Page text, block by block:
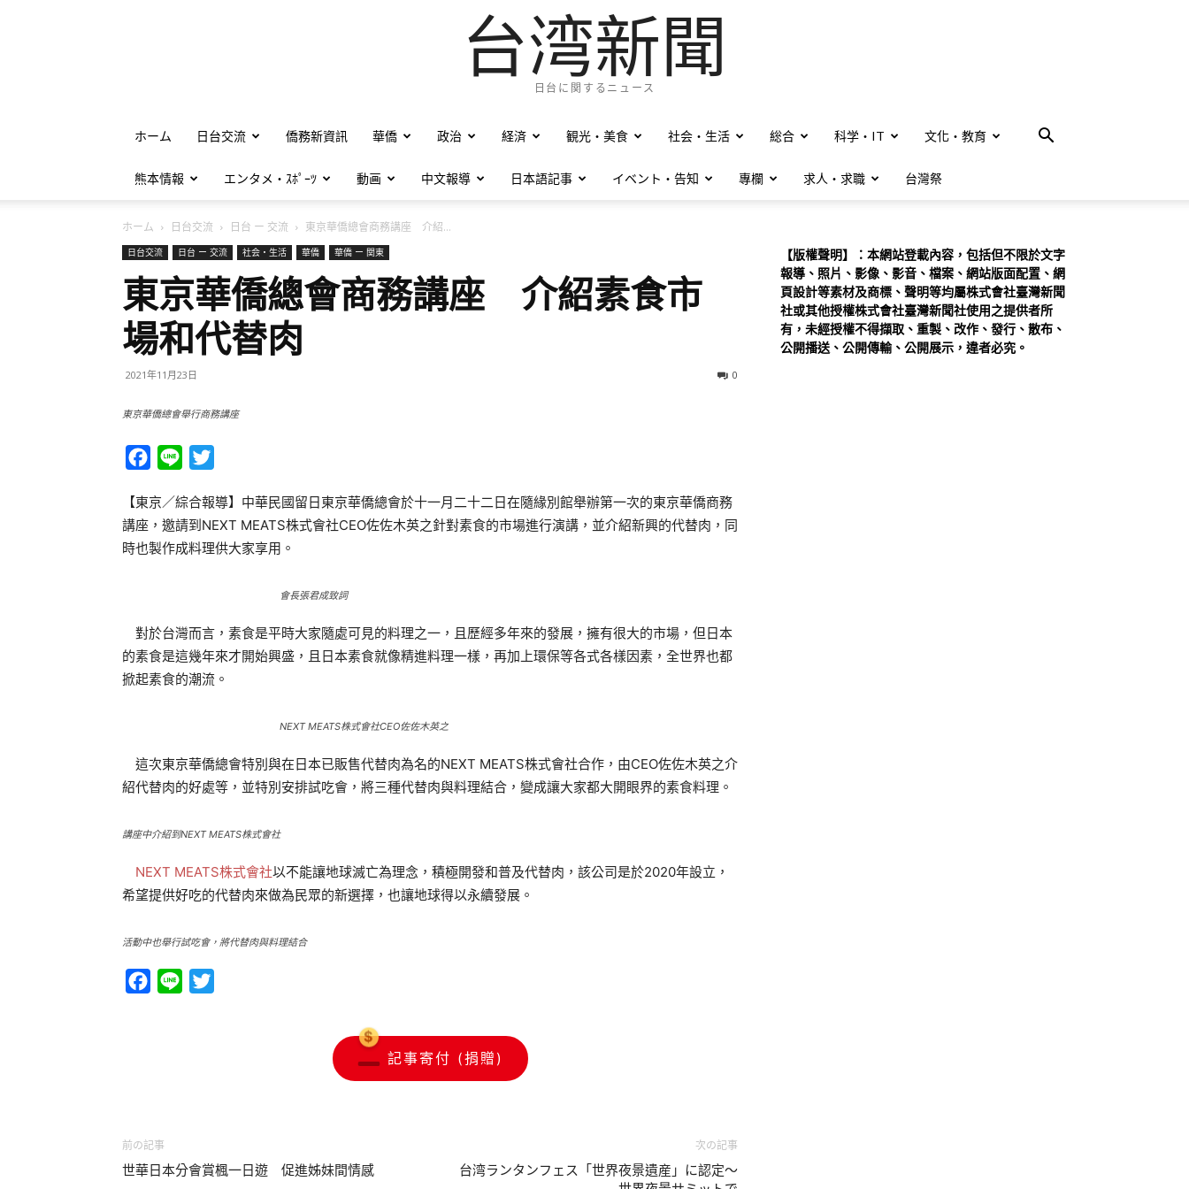
台湾新聞
日台に関するニュース
ホーム 日台交流 僑務新資訊 華僑 政治 経済 観光・美食 社会・生活 総合 科学・IT 文化・教育
熊本情報 エンタメ・ｽﾎﾟｰﾂ 動画 中文報導 日本語記事 イベント・告知 專欄 求人・求職 台灣祭
ホーム 日台交流 日台 ー 交流 東京華僑總會商務講座 介紹...
日台交流 日台 ー 交流 社会・生活 華僑 華僑 ー 関東
東京華僑總會商務講座 介紹素食市
場和代替肉
2021年11月23日 0
東京華僑總會舉行商務講座
Facebook
Line
【東京／綜合報導】中華民國留日東京華僑總會於十一月二十二日在隨緣別館舉辦第一次的東京華僑商務
講座，邀請到NEXT MEATS株式會社CEO佐佐木英之針對素食的市場進行演講，並介紹新興的代替肉，同
時也製作成料理供大家享用。
會長張君成致詞
對於台灣而言，素食是平時大家隨處可見的料理之一，且歷經多年來的發展，擁有很大的市場，但日本
的素食是這幾年來才開始興盛，且日本素食就像精進料理一樣，再加上環保等各式各樣因素，全世界也都
掀起素食的潮流。
NEXT MEATS株式會社CEO佐佐木英之
這次東京華僑總會特別與在日本已販售代替肉為名的NEXT MEATS株式會社合作，由CEO佐佐木英之介
紹代替肉的好處等，並特別安排試吃會，將三種代替肉與料理結合，變成讓大家都大開眼界的素食料理。
講座中介紹到NEXT MEATS株式會社
NEXT MEATS株式會社以不能讓地球滅亡為理念，積極開發和普及代替肉，該公司是於2020年設立，
希望提供好吃的代替肉來做為民眾的新選擇，也讓地球得以永續發展。
活動中也舉行試吃會，將代替肉與料理結合
Facebook
Line
記事寄付 (捐贈)
前の記事
世華日本分會賞楓一日遊 促進姊妹間情感
次の記事
台湾ランタンフェス「世界夜景遺産」に認定～
【版權聲明】：本網站登載內容，包括但不限於文字
報導、照片、影像、影音、檔案、網站版面配置、網
頁設計等素材及商標、聲明等均屬株式會社臺灣新聞
社或其他授權株式會社臺灣新聞社使用之提供者所
有，未經授權不得擷取、重製、改作、發行、散布、
公開播送、公開傳輸、公開展示，違者必究。